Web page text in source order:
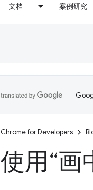
文档 案例研究
Chrome for Developers
使用“画